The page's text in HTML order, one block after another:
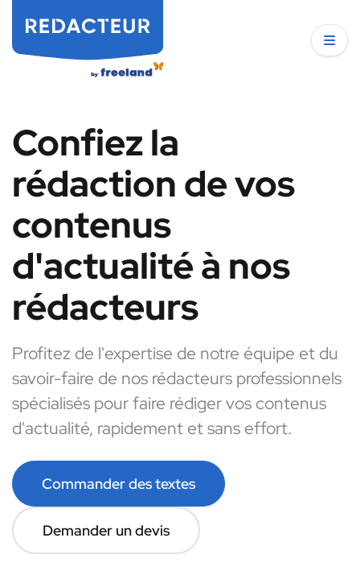
Confiez la
rédaction de vos
contenus
d'actualité à nos
rédacteurs
Profitez de l'expertise de notre équipe et du
savoir-faire de nos rédacteurs professionnels
spécialisés pour faire rédiger vos contenus
d'actualité, rapidement et sans effort.
Commander des textes
Demander un devis